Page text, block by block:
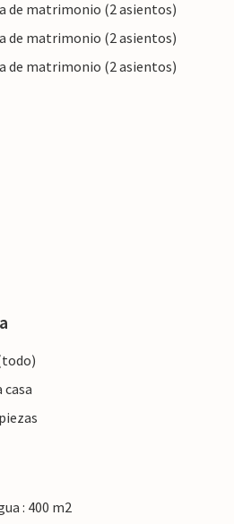
de matrimonio (2 asientos)
de matrimonio (2 asientos)
de matrimonio (2 asientos)
: 400 m2